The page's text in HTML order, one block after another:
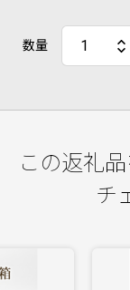
数量
この返礼
チ